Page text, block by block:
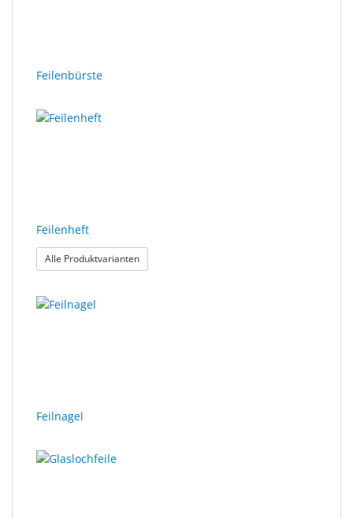
Feilenbürste
Feilenheft
Alle Produktvarianten: Feilenheft
Feilnagel